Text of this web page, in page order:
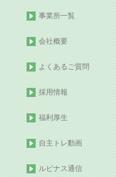
事業所一覧
会社概要
よくあるご質問
採用情報
福利厚生
自主トレ動画
ルピナス通信